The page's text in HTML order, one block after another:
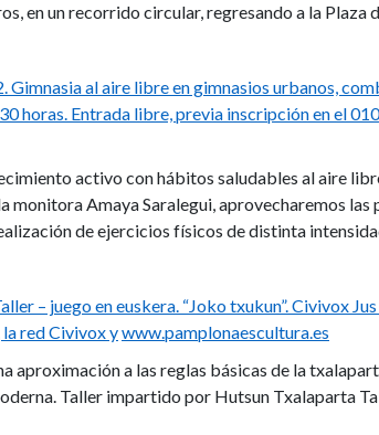
en un recorrido circular, regresando a la Plaza
Gimnasia al aire libre en gimnasios urbanos,
horas. Entrada libre, previa inscripción en el
activo con hábitos saludables al aire
monitora Amaya Saralegui, aprovecharemos
de ejercicios físicos de distinta
– juego en euskera. “Joko txukun”. Civivox
red Civivox ywww.pamplonaescultura.es
aproximación a las reglas básicas de la
Taller impartido por Hutsun Txalaparta